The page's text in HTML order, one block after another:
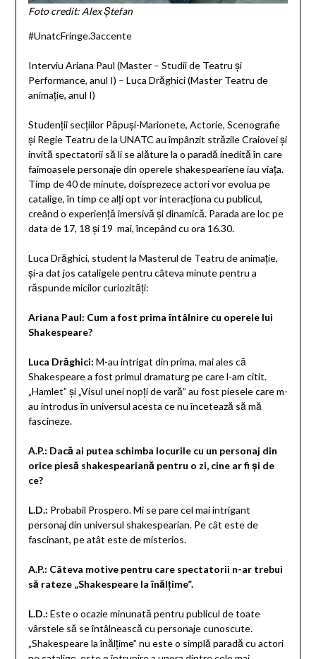
Foto credit: Alex Ștefan
#UnatcFringe.3accente
Interviu Ariana Paul (Master – Studii de Teatru și
Performance, anul I) – Luca Drăghici (Master Teatru de
animație, anul I)
Studenții secțiilor Păpuși-Marionete, Actorie, Scenografie
și Regie Teatru de la UNATC au împânzit străzile Craiovei și
invită spectatorii să li se alăture la o paradă inedită în care
faimoasele personaje din operele shakespeariene iau viața.
Timp de 40 de minute, doisprezece actori vor evolua pe
catalige, în timp ce alți opt vor interacționa cu publicul,
creând o experiență imersivă și dinamică. Parada are loc pe
data de 17, 18 și 19 mai, începând cu ora 16.30.
Luca Drăghici, student la Masterul de Teatru de animație,
și-a dat jos cataligele pentru câteva minute pentru a
răspunde micilor curiozități:
Ariana Paul: Cum a fost prima întâlnire cu operele lui
Shakespeare?
Luca Drăghici: M-au intrigat din prima, mai ales că
Shakespeare a fost primul dramaturg pe care l-am citit.
„Hamlet” și „Visul unei nopți de vară” au fost piesele care m-
au introdus în universul acesta ce nu încetează să mă
fascineze.
A.P.: Dacă ai putea schimba locurile cu un personaj din
orice piesă shakespeariană pentru o zi, cine ar fi și de
ce?
L.D.: Probabil Prospero. Mi se pare cel mai intrigant
personaj din universul shakespearian. Pe cât este de
fascinant, pe atât este de misterios.
A.P.: Câteva motive pentru care spectatorii n-ar trebui
să rateze „Shakespeare la înălțime”.
L.D.: Este o ocazie minunată pentru publicul de toate
vârstele să se întâlnească cu personaje cunoscute.
„Shakespeare la înălțime” nu este o simplă paradă cu actori